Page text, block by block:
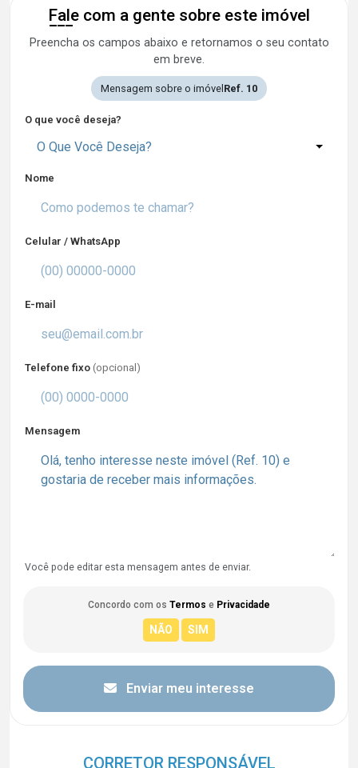
Fale com a gente sobre este imóvel
Preencha os campos abaixo e retornamos o seu contato
em breve.
Mensagem sobre o imóvelRef. 10
O que você deseja?
O Que Você Deseja?
Nome
Celular / WhatsApp
E-mail
Telefone fixo (opcional)
Mensagem
Você pode editar esta mensagem antes de enviar.
Concordo com os Termos e Privacidade
Enviar meu interesse
CORRETOR RESPONSÁVEL